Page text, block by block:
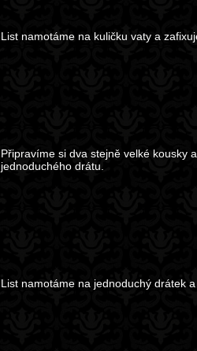
List namotáme na kuličku vaty a
Připravíme si dva stejně velké kousky
jednoduchého drátu.
List namotáme na jednoduchý drátek